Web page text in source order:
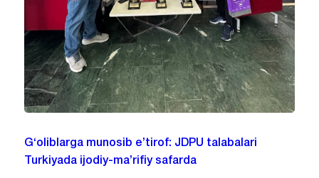
G‘oliblarga munosib e’tirof: JDPU talabalari
Turkiyada ijodiy-ma’rifiy safarda